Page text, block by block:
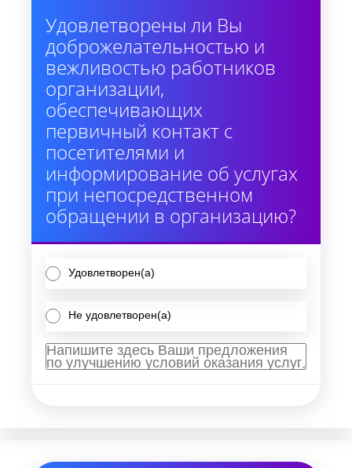
Удовлетворены ли Вы
доброжелательностью и
вежливостью работников
организации,
обеспечивающих
первичный контакт с
посетителями и
информирование об услугах
при непосредственном
обращении в организацию?
Удовлетворен(а)
Не удовлетворен(а)